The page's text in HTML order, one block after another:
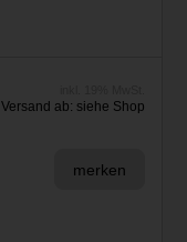
Versand ab: siehe Shop
merken